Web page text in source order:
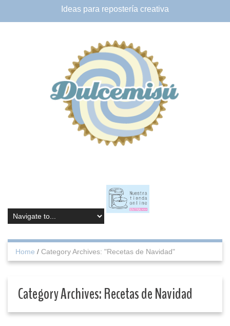
Ideas para repostería creativa
Home / Category Archives: "Recetas de Navidad"
Category Archives:Recetas de Navidad